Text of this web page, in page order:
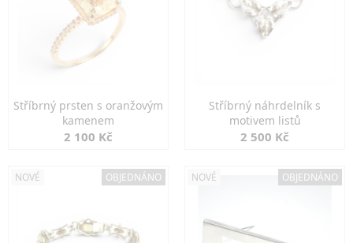
Stříbrný prsten s oranžovým
kamenem
2 100 Kč
Stříbrný náhrdelník s
motivem listů
2 500 Kč
NOVÉ OBJEDNÁNO NOVÉ OBJEDNÁNO